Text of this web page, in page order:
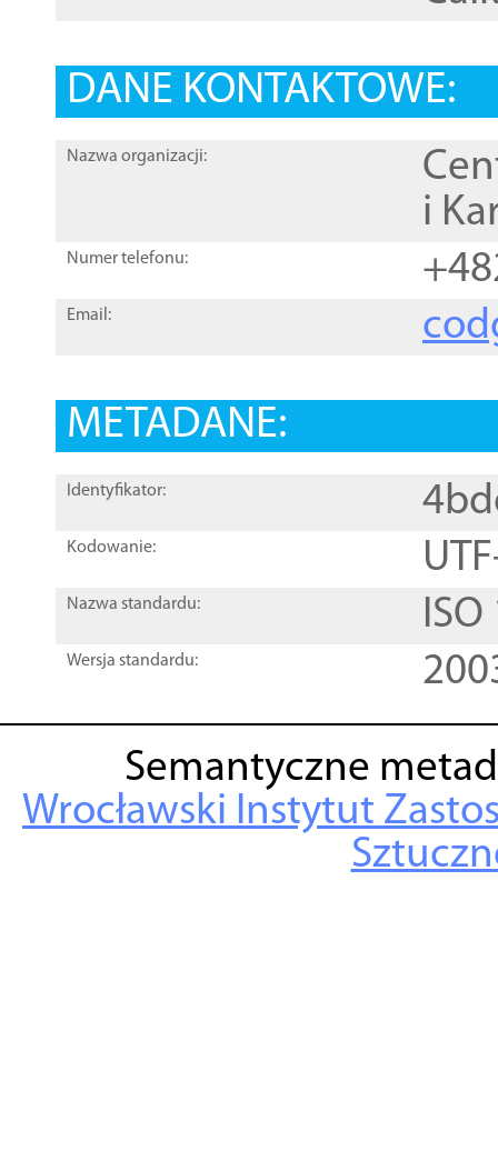
DANE KONTAKTOWE:
Nazwa organizacji:
i
Numer telefonu:
Email:
METADANE:
Identyfikator:
Kodowanie:
Nazwa standardu:
Wersja standardu:
Semantyczne
Wrocławski Instytut